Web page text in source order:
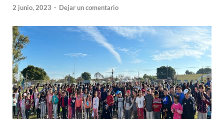
2 junio, 2023 - Dejar un comentario